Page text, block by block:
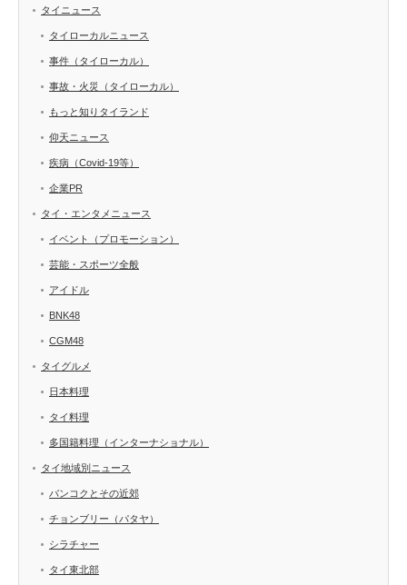
タイニュース
タイローカルニュース
事件（タイローカル）
事故・火災（タイローカル）
もっと知りタイランド
仰天ニュース
疾病（Covid-19等）
企業PR
タイ・エンタメニュース
イベント（プロモーション）
芸能・スポーツ全般
アイドル
BNK48
CGM48
タイグルメ
日本料理
タイ料理
多国籍料理（インターナショナル）
タイ地域別ニュース
バンコクとその近郊
チョンブリー（パタヤ）
シラチャー
タイ東北部